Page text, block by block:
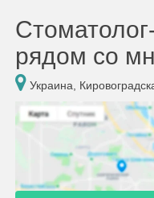
рядом со
Украина,